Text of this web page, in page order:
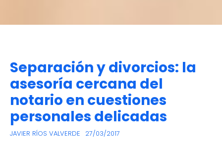
Separación y divorcios: la
asesoría cercana del
notario en cuestiones
personales delicadas
JAVIER RÍOS VALVERDE 27/03/2017